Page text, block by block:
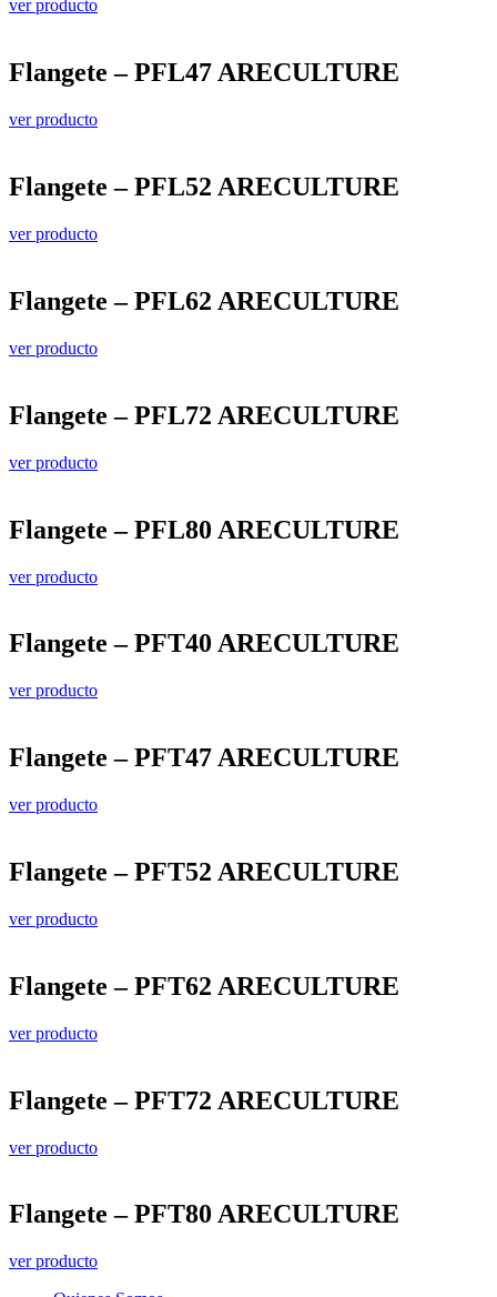
ver producto
Flangete – PFL47 ARECULTURE
ver producto
Flangete – PFL52 ARECULTURE
ver producto
Flangete – PFL62 ARECULTURE
ver producto
Flangete – PFL72 ARECULTURE
ver producto
Flangete – PFL80 ARECULTURE
ver producto
Flangete – PFT40 ARECULTURE
ver producto
Flangete – PFT47 ARECULTURE
ver producto
Flangete – PFT52 ARECULTURE
ver producto
Flangete – PFT62 ARECULTURE
ver producto
Flangete – PFT72 ARECULTURE
ver producto
Flangete – PFT80 ARECULTURE
ver producto